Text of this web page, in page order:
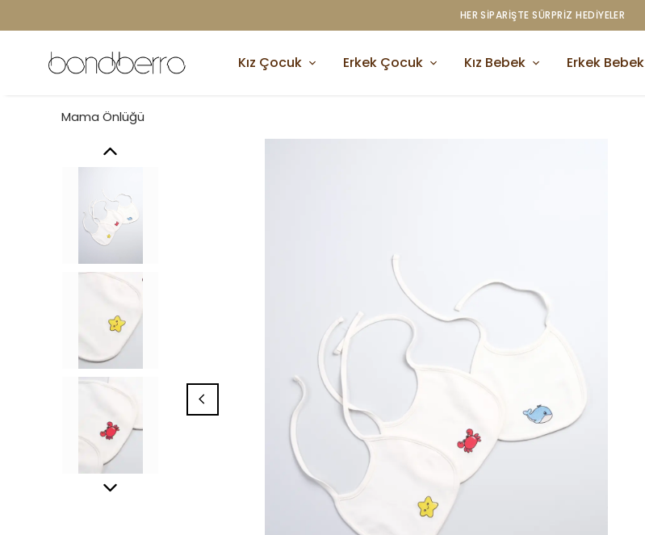
750 TL ÜZERI ÜCRETSIZ KARGO
Kız Çocuk Erkek Çocuk Kız Bebek Erkek Bebek
Mama Önlüğü